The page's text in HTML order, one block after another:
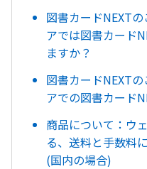
図書カードNEXT
アでは図書カード
ますか？
図書カードNEXT
アでの図書カード
商品について：ウ
る、送料と手数料
(国内の場合)